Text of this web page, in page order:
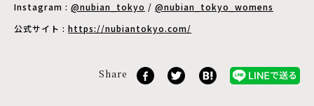
Instagram : @nubian_tokyo / @nubian_tokyo_womens
公式サイト : https://nubiantokyo.com/
Share